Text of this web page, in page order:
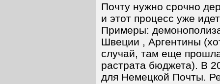
Почту нужно срочно
и этот процесс уже
Примеры:
Швеции , Аргентины
случай, там еще
растрата бюджета). В
для Немецкой Почты.